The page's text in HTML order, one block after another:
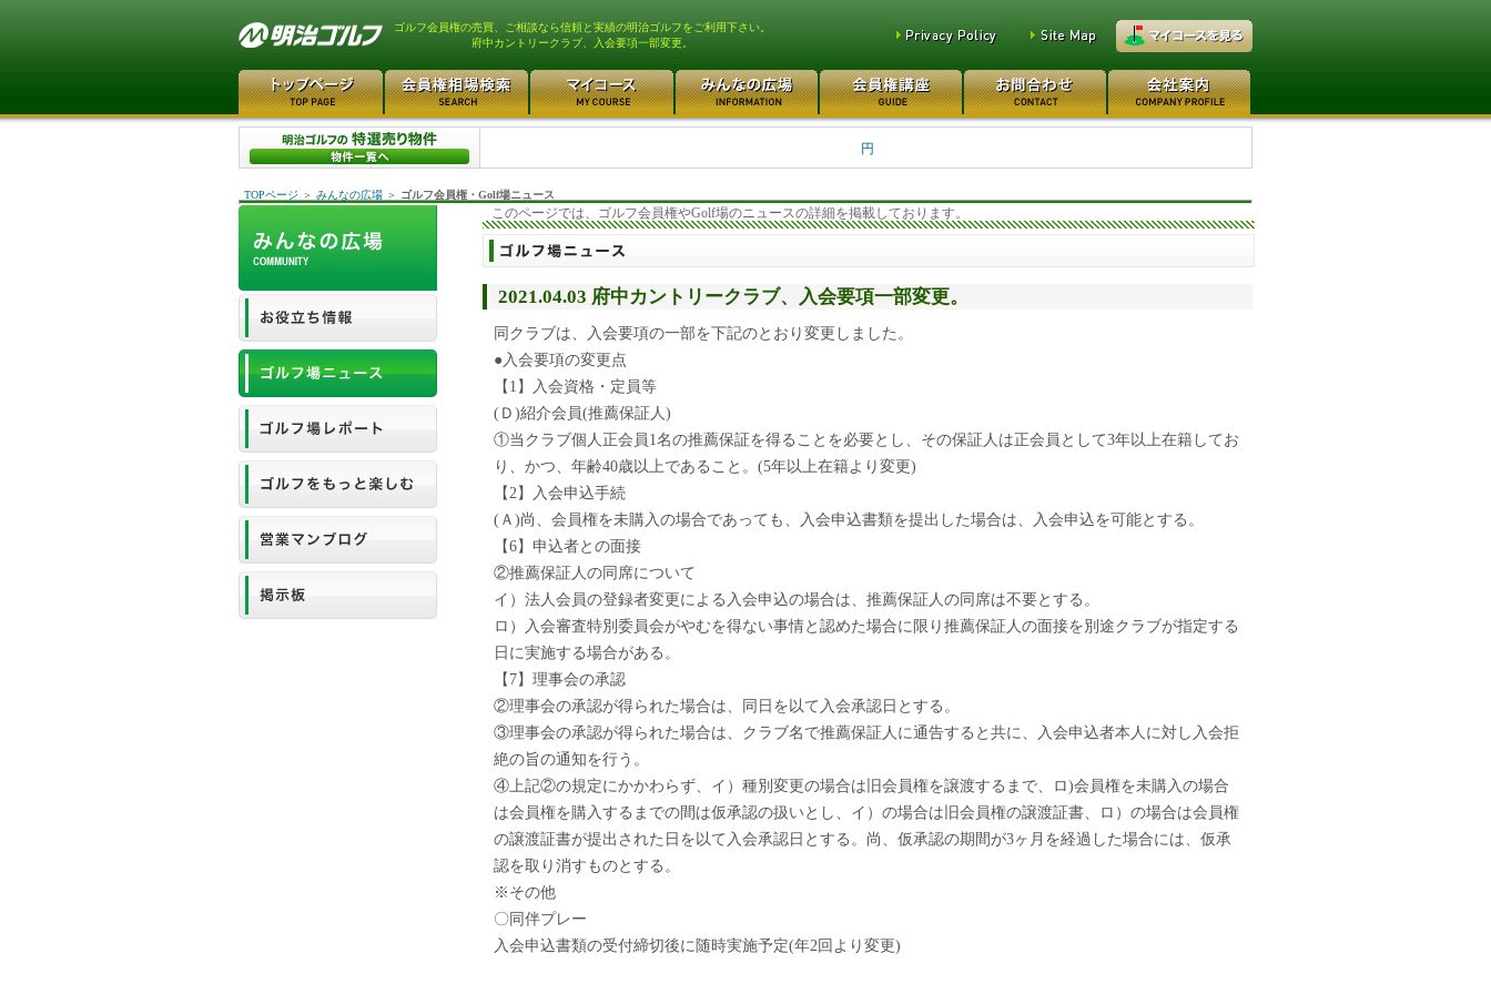
ゴルフ会員権の売買、ご相談なら信頼と実績の明治ゴルフをご利用下さい。
府中カントリークラブ、入会要項一部変更。
平塚富士見カントリークラ... 700万円 都留カントリー倶楽部 55万円
レイクウッドゴルフクラブ
3400万円
日本カントリークラブ 170万円
円
TOPページ ＞ みんなの広場 ＞ ゴルフ会員権・Golf場ニュース
このページでは、ゴルフ会員権やGolf場のニュースの詳細を掲載しております。
2021.04.03 府中カントリークラブ、入会要項一部変更。
同クラブは、入会要項の一部を下記のとおり変更しました。
●入会要項の変更点
【1】入会資格・定員等
(Ｄ)紹介会員(推薦保証人)
①当クラブ個人正会員1名の推薦保証を得ることを必要とし、その保証人は正会員として3年以上在籍してお
り、かつ、年齢40歳以上であること。(5年以上在籍より変更)
【2】入会申込手続
(Ａ)尚、会員権を未購入の場合であっても、入会申込書類を提出した場合は、入会申込を可能とする。
【6】申込者との面接
②推薦保証人の同席について
イ）法人会員の登録者変更による入会申込の場合は、推薦保証人の同席は不要とする。
ロ）入会審査特別委員会がやむを得ない事情と認めた場合に限り推薦保証人の面接を別途クラブが指定する
日に実施する場合がある。
【7】理事会の承認
②理事会の承認が得られた場合は、同日を以て入会承認日とする。
③理事会の承認が得られた場合は、クラブ名で推薦保証人に通告すると共に、入会申込者本人に対し入会拒
絶の旨の通知を行う。
④上記②の規定にかかわらず、イ）種別変更の場合は旧会員権を譲渡するまで、ロ)会員権を未購入の場合
は会員権を購入するまでの間は仮承認の扱いとし、イ）の場合は旧会員権の譲渡証書、ロ）の場合は会員権
の譲渡証書が提出された日を以て入会承認日とする。尚、仮承認の期間が3ヶ月を経過した場合には、仮承
認を取り消すものとする。
※その他
〇同伴プレー
入会申込書類の受付締切後に随時実施予定(年2回より変更)